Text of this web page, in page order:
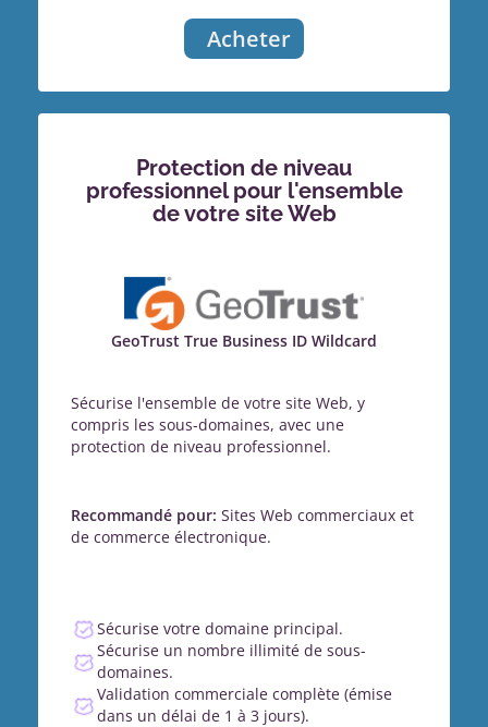
Acheter
Protection de niveau
professionnel pour l'ensemble
de votre site Web
GeoTrust True Business ID Wildcard
Sécurise l'ensemble de votre site Web, y
compris les sous-domaines, avec une
protection de niveau professionnel.
Recommandé pour: Sites Web commerciaux et
de commerce électronique.
Sécurise votre domaine principal.
Sécurise un nombre illimité de sous-
domaines.
Validation commerciale complète (émise
dans un délai de 1 à 3 jours).